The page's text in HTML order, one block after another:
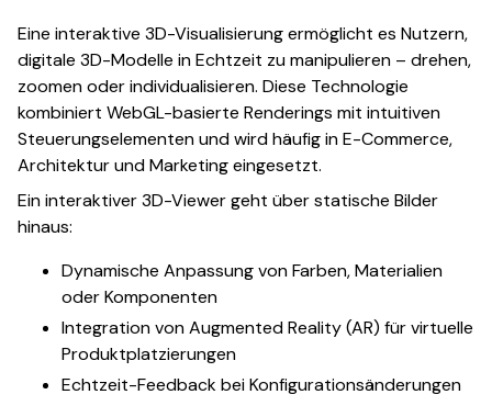
Eine interaktive 3D-Visualisierung ermöglicht es Nutzern,
digitale 3D-Modelle in Echtzeit zu manipulieren – drehen,
zoomen oder individualisieren. Diese Technologie
kombiniert WebGL-basierte Renderings mit intuitiven
Steuerungselementen und wird häufig in E-Commerce,
Architektur und Marketing eingesetzt.
Ein interaktiver 3D-Viewer geht über statische Bilder
hinaus:
Dynamische Anpassung von Farben, Materialien
oder Komponenten
Integration von Augmented Reality (AR) für virtuelle
Produktplatzierungen
Echtzeit-Feedback bei Konfigurationsänderungen